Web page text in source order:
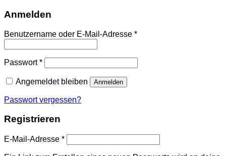
Anmelden
Benutzername oder E-Mail-Adresse *Erforderlich
Passwort*Erforderlich
Angemeldet bleiben Anmelden
Passwort vergessen?
Registrieren
E-Mail-Adresse *Erforderlich